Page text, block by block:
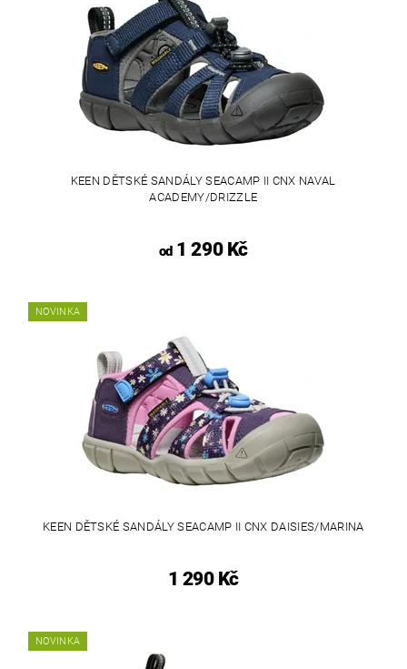
KEEN DĚTSKÉ SANDÁLY SEACAMP II CNX NAVAL
ACADEMY/DRIZZLE
od1 290 Kč
NOVINKA
KEEN DĚTSKÉ SANDÁLY SEACAMP II CNX DAISIES/MARINA
1 290 Kč
NOVINKA